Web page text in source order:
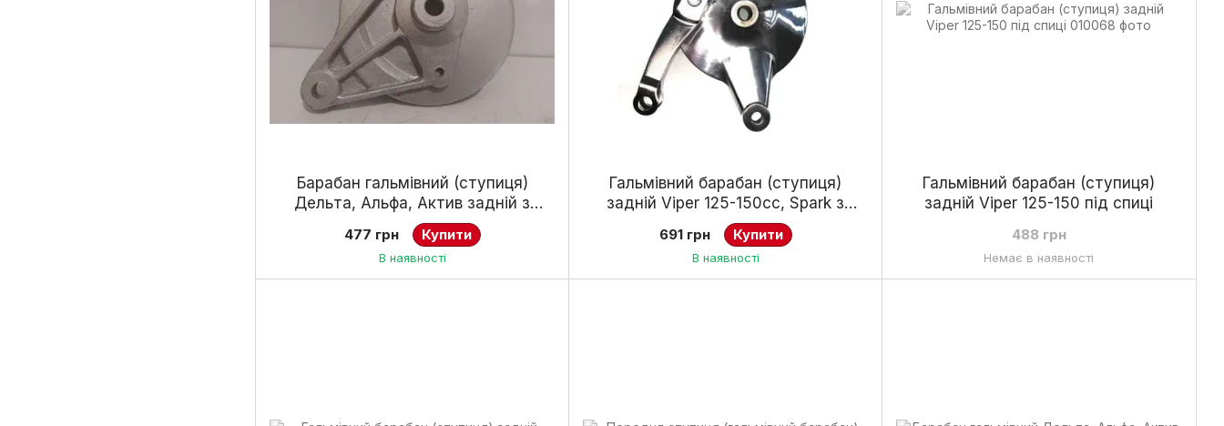
Барабан гальмівний (ступиця)
Дельта, Альфа, Актив задній з
колодками
477 грн Купити
В наявності
Гальмівний барабан (ступиця)
задній Viper 125-150cc, Spark з
колодками (хром)
691 грн Купити
В наявності
Гальмівний барабан (ступиця)
задній Viper 125-150 під спиці
488 грн
Немає в наявності